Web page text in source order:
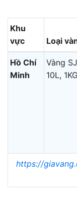
Khu
vực
Loại
Hồ Chí
Minh
Vàng
10L, 1KG
https://